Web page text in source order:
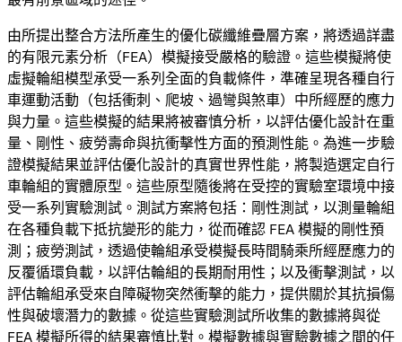
由所提出整合方法所產生的優化碳纖維疊層方案，將透過詳盡
的有限元素分析（FEA）模擬接受嚴格的驗證。這些模擬將使
虛擬輪組模型承受一系列全面的負載條件，準確呈現各種自行
車運動活動（包括衝刺、爬坡、過彎與煞車）中所經歷的應力
與力量。這些模擬的結果將被審慎分析，以評估優化設計在重
量、剛性、疲勞壽命與抗衝擊性方面的預測性能。為進一步驗
證模擬結果並評估優化設計的真實世界性能，將製造選定自行
車輪組的實體原型。這些原型隨後將在受控的實驗室環境中接
受一系列實驗測試。測試方案將包括：剛性測試，以測量輪組
在各種負載下抵抗變形的能力，從而確認 FEA 模擬的剛性預
測；疲勞測試，透過使輪組承受模擬長時間騎乘所經歷應力的
反覆循環負載，以評估輪組的長期耐用性；以及衝擊測試，以
評估輪組承受來自障礙物突然衝擊的能力，提供關於其抗損傷
性與破壞潛力的數據。從這些實驗測試所收集的數據將與從
FEA 模擬所得的結果審慎比對。模擬數據與實驗數據之間的任